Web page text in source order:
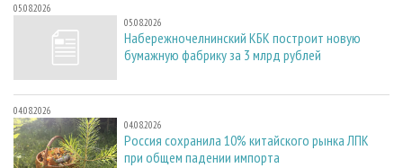
05.08.2026
05.08.2026
Набережночелнинский КБК построит новую
бумажную фабрику за 3 млрд рублей
04.08.2026
04.08.2026
Россия сохранила 10% китайского рынка ЛПК
при общем падении импорта